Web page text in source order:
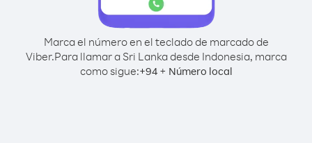
Marca el número en el teclado de marcado de
Viber.Para llamar a Sri Lanka desde Indonesia, marca
como sigue:+94+ Número local